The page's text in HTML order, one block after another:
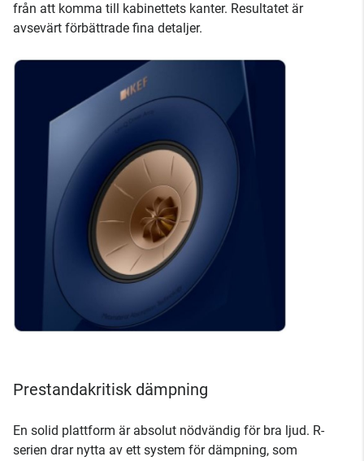
från att komma till kabinettets kanter. Resultatet är
avsevärt förbättrade fina detaljer.
Prestandakritisk dämpning
En solid plattform är absolut nödvändig för bra ljud. R-
serien drar nytta av ett system för dämpning, som